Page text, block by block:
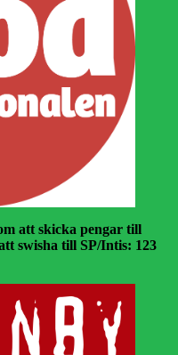
att skicka pengar till
swisha till SP/Intis: 123